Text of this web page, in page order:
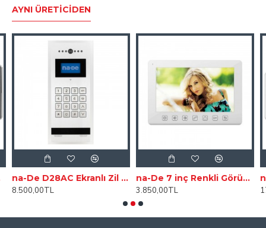
AYNI ÜRETICIDEN
na-De D28AC Ekranlı Zil Paneli
8.500,00TL
na-De 7 inç Renkli Görüntülü Diafon
3.850,00TL